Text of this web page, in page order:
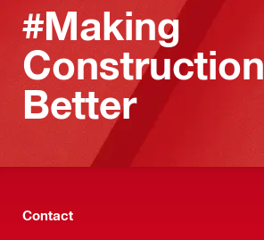
#Making
Construction
Better
Contact